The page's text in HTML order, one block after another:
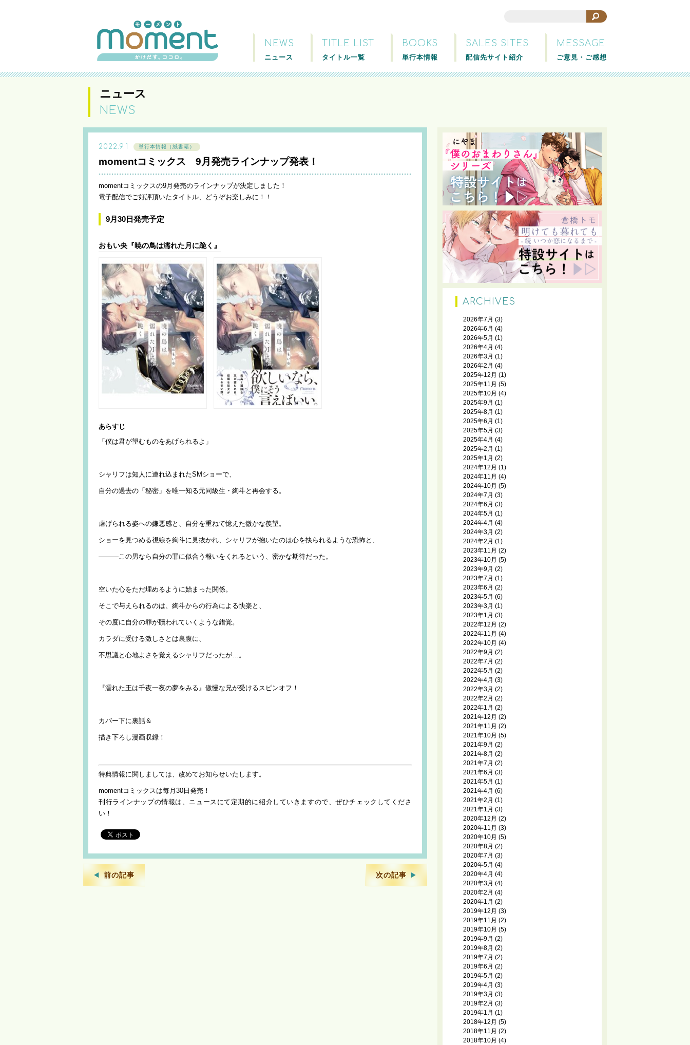
NEWS
ニュース
TITLE LIST
タイトル一覧
BOOKS
単行本情報
SALES SITES
配信先サイト紹介
MESSAGE
ご意見・ご感想
ニュース
NEWS
2022.9.1 単行本情報（紙書籍）
momentコミックス 9月発売ラインナップ発表！
momentコミックスの9月発売のラインナップが決定しました！
電子配信でご好評頂いたタイトル、どうぞお楽しみに！！
9月30日発売予定
おもい央『暁の鳥は濡れた月に跪く』
あらすじ
「僕は君が望むものをあげられるよ」
シャリフは知人に連れ込まれたSMショーで、
自分の過去の「秘密」を唯一知る元同級生・絢斗と再会する。
虐げられる姿への嫌悪感と、自分を重ねて憶えた微かな羨望。
ショーを見つめる視線を絢斗に見抜かれ、シャリフが抱いたのは心を抉られるような恐怖と、
―――この男なら自分の罪に似合う報いをくれるという、密かな期待だった。
空いた心をただ埋めるように始まった関係。
そこで与えられるのは、絢斗からの行為による快楽と、
その度に自分の罪が贖われていくような錯覚。
カラダに受ける激しさとは裏腹に、
不思議と心地よさを覚えるシャリフだったが…。
『濡れた王は千夜一夜の夢をみる』傲慢な兄が受けるスピンオフ！
カバー下に裏話＆
描き下ろし漫画収録！
特典情報に関しましては、改めてお知らせいたします。
momentコミックスは毎月30日発売！
刊行ラインナップの情報は、ニュースにて定期的に紹介していきますので、ぜひチェックしてくださ
い！
前の記事 次の記事
ARCHIVES
2026年7月 (3)
2026年6月 (4)
2026年5月 (1)
2026年4月 (4)
2026年3月 (1)
2026年2月 (4)
2025年12月 (1)
2025年11月 (5)
2025年10月 (4)
2025年9月 (1)
2025年8月 (1)
2025年6月 (1)
2025年5月 (3)
2025年4月 (4)
2025年2月 (1)
2025年1月 (2)
2024年12月 (1)
2024年11月 (4)
2024年10月 (5)
2024年7月 (3)
2024年6月 (3)
2024年5月 (1)
2024年4月 (4)
2024年3月 (2)
2024年2月 (1)
2023年11月 (2)
2023年10月 (5)
2023年9月 (2)
2023年7月 (1)
2023年6月 (2)
2023年5月 (6)
2023年3月 (1)
2023年1月 (3)
2022年12月 (2)
2022年11月 (4)
2022年10月 (4)
2022年9月 (2)
2022年7月 (2)
2022年5月 (2)
2022年4月 (3)
2022年3月 (2)
2022年2月 (2)
2022年1月 (2)
2021年12月 (2)
2021年11月 (2)
2021年10月 (5)
2021年9月 (2)
2021年8月 (2)
2021年7月 (2)
2021年6月 (3)
2021年5月 (1)
2021年4月 (6)
2021年2月 (1)
2021年1月 (3)
2020年12月 (2)
2020年11月 (3)
2020年10月 (5)
2020年8月 (2)
2020年7月 (3)
2020年5月 (4)
2020年4月 (4)
2020年3月 (4)
2020年2月 (4)
2020年1月 (2)
2019年12月 (3)
2019年11月 (2)
2019年10月 (5)
2019年9月 (2)
2019年8月 (2)
2019年7月 (2)
2019年6月 (2)
2019年5月 (2)
2019年4月 (3)
2019年3月 (3)
2019年2月 (3)
2019年1月 (1)
2018年12月 (5)
2018年11月 (2)
2018年10月 (4)